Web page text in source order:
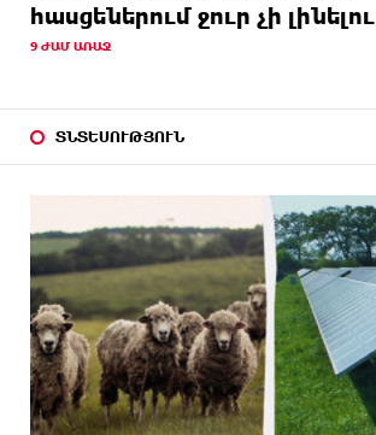
հասցեներում ջուր չի լինելու
9 ԺԱՄ ԱՌԱՋ
ՏՆՏԵՍՈՒԹՅՈՒՆ